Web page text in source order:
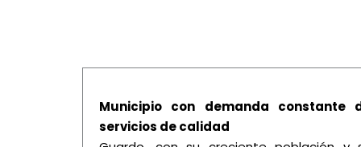
Municipio con demanda constante
servicios de calidad